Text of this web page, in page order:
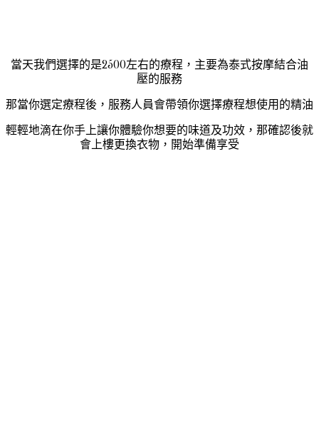
當天我們選擇的是2500左右的療程，主要為泰式按摩結合油
壓的服務
那當你選定療程後，服務人員會帶領你選擇療程想使用的精油
輕輕地滴在你手上讓你體驗你想要的味道及功效，那確認後就
會上樓更換衣物，開始準備享受